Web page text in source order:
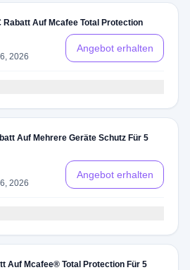
Rabatt Auf Mcafee Total Protection
2026
Angebot erhalten
Auf Mehrere Geräte Schutz Für 5
2026
Angebot erhalten
Auf Mcafee® Total Protection Für 5